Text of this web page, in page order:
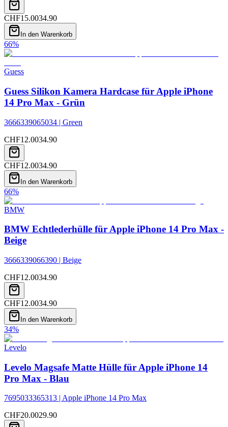
CHF15.0034.90
In den Warenkorb
66%
Guess
Guess Silikon Kamera Hardcase für Apple iPhone
14 Pro Max - Grün
3666339065034 | Green
CHF12.0034.90
CHF12.0034.90
In den Warenkorb
66%
BMW
BMW Echtlederhülle für Apple iPhone 14 Pro Max -
Beige
3666339066390 | Beige
CHF12.0034.90
CHF12.0034.90
In den Warenkorb
34%
Levelo
Levelo Magsafe Matte Hülle für Apple iPhone 14
Pro Max - Blau
7695033365313 | Apple iPhone 14 Pro Max
CHF20.0029.90